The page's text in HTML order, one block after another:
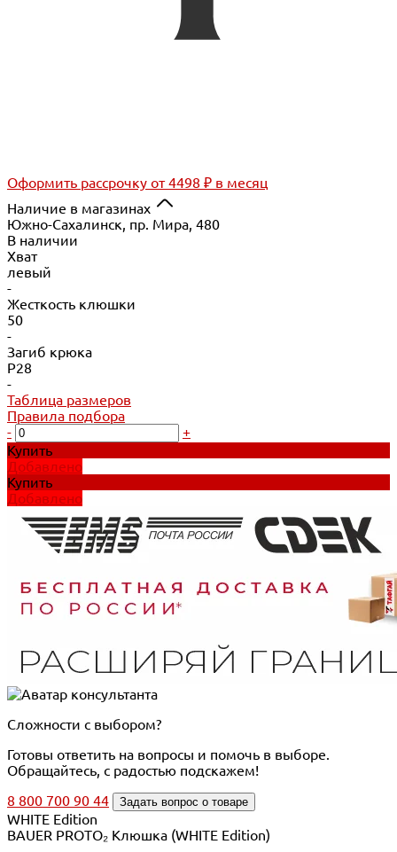
Оформить рассрочку от 4498 ₽ в месяц
Наличие в магазинах
Южно-Сахалинск, пр. Мира, 480
В наличии
Хват
левый
-
Жесткость клюшки
50
-
Загиб крюка
P28
-
Таблица размеров
Правила подбора
-
+
Купить
Добавлено
Купить
Добавлено
Сложности с выбором?
Готовы ответить на вопросы и помочь в выборе.
Обращайтесь, с радостью подскажем!
8 800 700 90 44
Задать вопрос о товаре
WHITE Edition
BAUER PROTO₂ Клюшка (WHITE Edition)